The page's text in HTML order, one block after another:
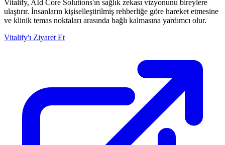
Vitalify, AId Core Solutions'ın sağlık zekası vizyonunu bireylere
ulaştırır. İnsanların kişiselleştirilmiş rehberliğe göre hareket etmesine
ve klinik temas noktaları arasında bağlı kalmasına yardımcı olur.
Vitalify'ı Ziyaret Et